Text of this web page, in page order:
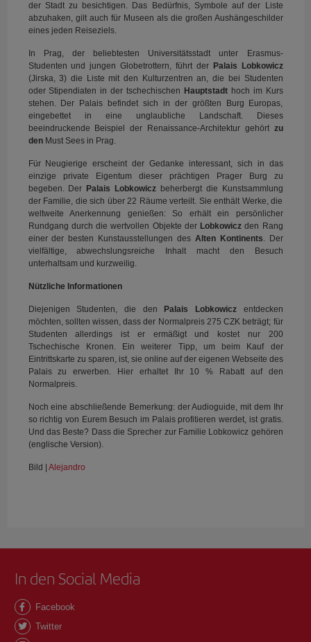
der Stadt zu besichtigen. Das Bedürfnis, Symbole auf der Liste
abzuhaken, gilt auch für Museen als die großen Aushängeschilder
eines jeden Reiseziels.
In Prag, der beliebtesten Universitätsstadt unter Erasmus-
Studenten und jungen Globetrottern, führt der Palais Lobkowicz
(Jirska, 3) die Liste mit den Kulturzentren an, die bei Studenten
oder Stipendiaten in der tschechischen Hauptstadt hoch im Kurs
stehen. Der Palais befindet sich in der größten Burg Europas,
eingebettet in eine unglaubliche Landschaft. Dieses
beeindruckende Beispiel der Renaissance-Architektur gehört zu
den Must Sees in Prag.
Für Neugierige erscheint der Gedanke interessant, sich in das
einzige private Eigentum dieser prächtigen Prager Burg zu
begeben. Der Palais Lobkowicz beherbergt die Kunstsammlung
der Familie, die sich über 22 Räume verteilt. Sie enthält Werke, die
weltweite Anerkennung genießen: So erhält ein persönlicher
Rundgang durch die wertvollen Objekte der Lobkowicz den Rang
einer der besten Kunstausstellungen des Alten Kontinents. Der
vielfältige, abwechslungsreiche Inhalt macht den Besuch
unterhaltsam und kurzweilig.
Nützliche Informationen
Diejenigen Studenten, die den Palais Lobkowiczentdecken
möchten, sollten wissen, dass der Normalpreis 275 CZK beträgt; für
Studenten allerdings ist er ermäßigt und kostet nur 200
Tschechische Kronen. Ein weiterer Tipp, um beim Kauf der
Eintrittskarte zu sparen, ist, sie online auf der eigenen Webseite des
Palais zu erwerben. Hier erhaltet Ihr 10 % Rabatt auf den
Normalpreis.
Noch eine abschließende Bemerkung: der Audioguide, mit dem Ihr
so richtig von Eurem Besuch im Palais profitieren werdet, ist gratis.
Und das Beste? Dass die Sprecher zur Familie Lobkowicz gehören
(englische Version).
Bild | Alejandro
In den Social Media
Facebook
Twitter